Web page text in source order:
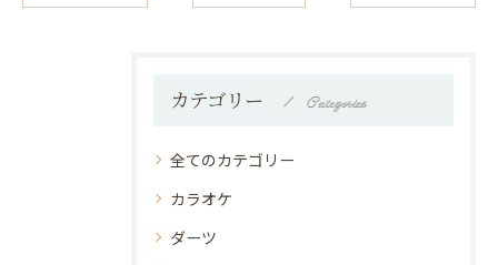
カテゴリー Categories
全てのカテゴリー
カラオケ
ダーツ